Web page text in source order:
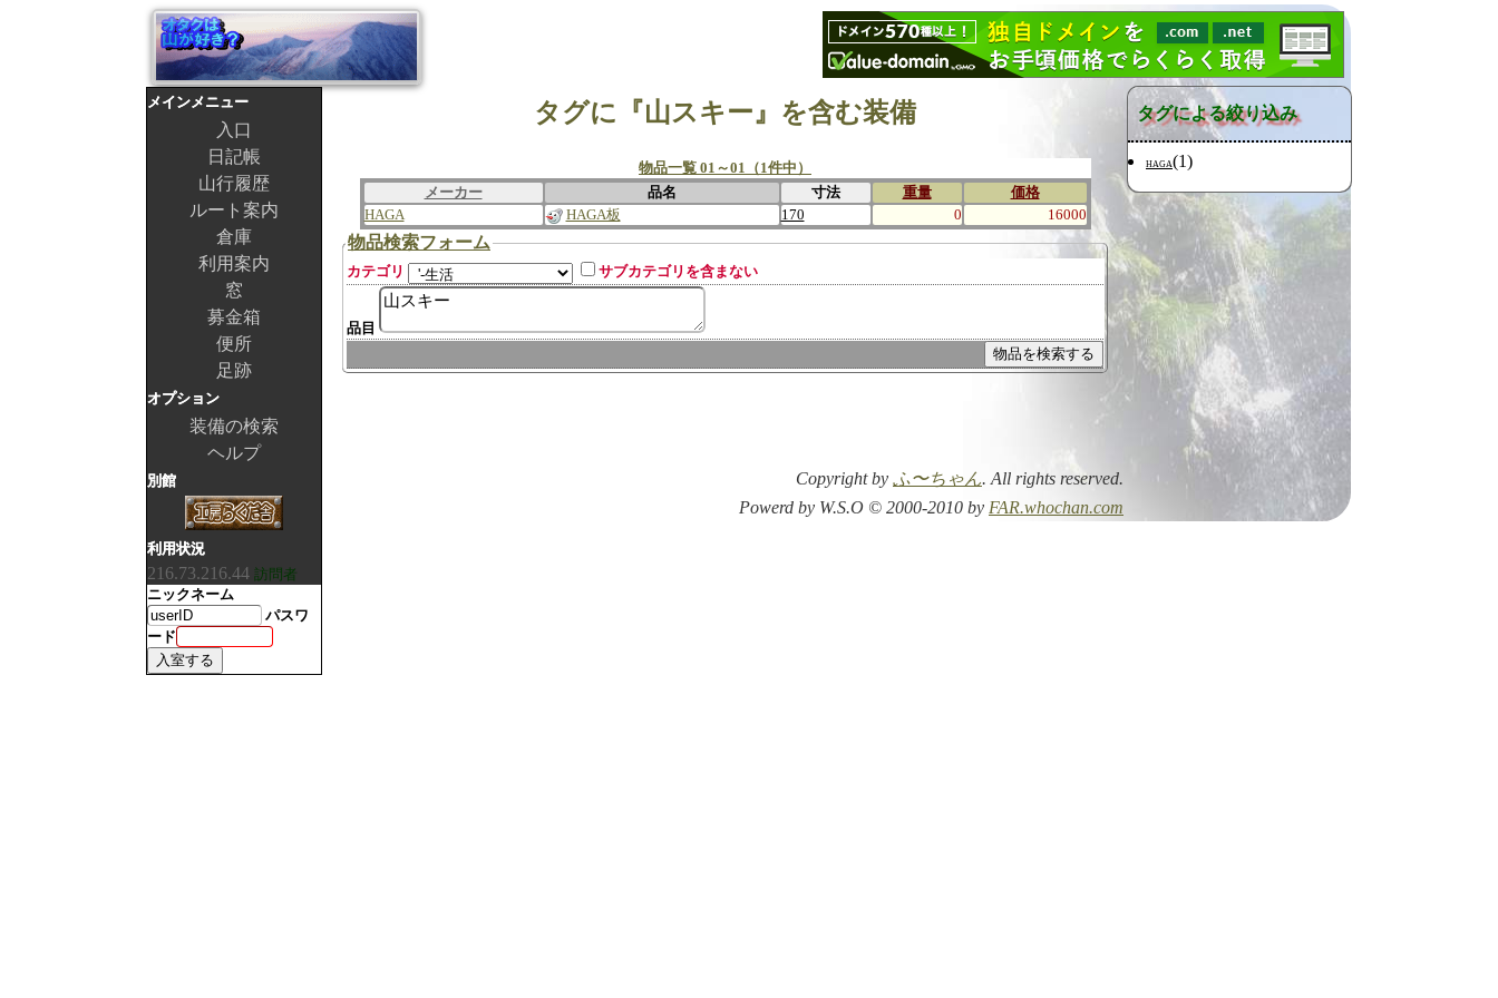
タグに『山スキー』を含む装備
物品一覧 01～01（1件中）
メーカー
品名 寸法 重量
価格
HAGA
HAGA板 170 0 16000
物品検索フォーム
カテゴリ サブカテゴリを含まない
品目
タグによる絞り込み
HAGA(1)
メインメニュー
入口
日記帳
山行履歴
ルート案内
倉庫
利用案内
窓
募金箱
便所
足跡
オプション
装備の検索
ヘルプ
別館
利用状況
216.73.216.44 訪問者
ニックネーム
パスワ
ード
Copyright by ふ〜ちゃん. All rights reserved.
Powerd by W.S.O © 2000-2010 by FAR.whochan.com